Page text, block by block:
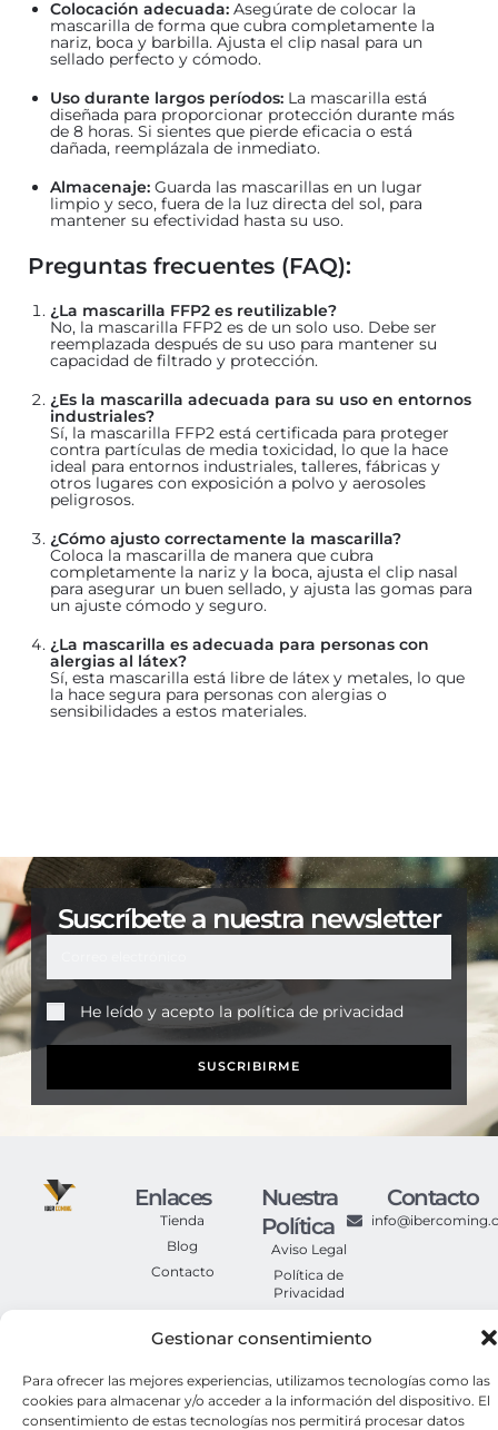
Gestionar consentimiento
Para ofrecer las mejores experiencias, utilizamos tecnologías como las
cookies para almacenar y/o acceder a la información del dispositivo. El
consentimiento de estas tecnologías nos permitirá procesar datos
Colocación adecuada: Asegúrate de colocar la
mascarilla de forma que cubra completamente la
nariz, boca y barbilla. Ajusta el clip nasal para un
sellado perfecto y cómodo.
Uso durante largos períodos: La mascarilla está
diseñada para proporcionar protección durante más
de 8 horas. Si sientes que pierde eficacia o está
dañada, reemplázala de inmediato.
Almacenaje: Guarda las mascarillas en un lugar
limpio y seco, fuera de la luz directa del sol, para
mantener su efectividad hasta su uso.
Preguntas frecuentes (FAQ):
¿La mascarilla FFP2 es reutilizable?
No, la mascarilla FFP2 es de un solo uso. Debe ser
reemplazada después de su uso para mantener su
capacidad de filtrado y protección.
¿Es la mascarilla adecuada para su uso en entornos
industriales?
Sí, la mascarilla FFP2 está certificada para proteger
contra partículas de media toxicidad, lo que la hace
ideal para entornos industriales, talleres, fábricas y
otros lugares con exposición a polvo y aerosoles
peligrosos.
¿Cómo ajusto correctamente la mascarilla?
Coloca la mascarilla de manera que cubra
completamente la nariz y la boca, ajusta el clip nasal
para asegurar un buen sellado, y ajusta las gomas para
un ajuste cómodo y seguro.
¿La mascarilla es adecuada para personas con
alergias al látex?
Sí, esta mascarilla está libre de látex y metales, lo que
la hace segura para personas con alergias o
sensibilidades a estos materiales.
Suscríbete a nuestra newsletter
He leído y acepto la política de privacidad
SUSCRIBIRME
Enlaces
Tienda
Blog
Contacto
Nuestra
Política
Aviso Legal
Política de
Privacidad
Cookies
Generales de
Compra
Contacto